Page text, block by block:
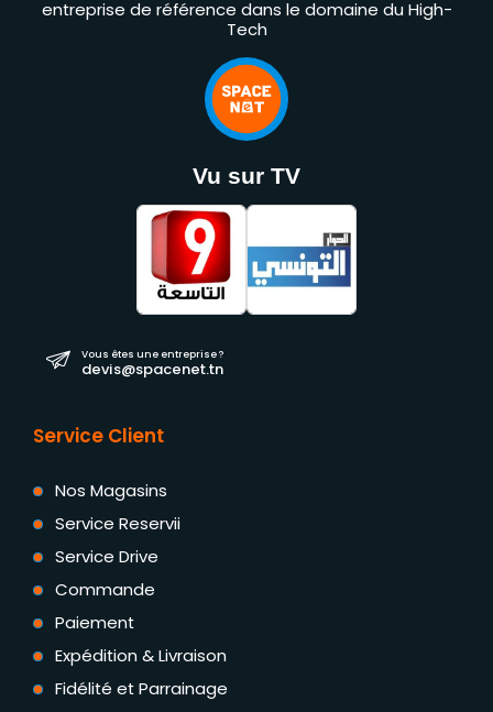
entreprise de référence dans le domaine du High-
Tech
Vu sur TV
Vous êtes une entreprise ?
devis@spacenet.tn
Service Client
Nos Magasins
Service Reservii
Service Drive
Commande
Paiement
Expédition & Livraison
Fidélité et Parrainage